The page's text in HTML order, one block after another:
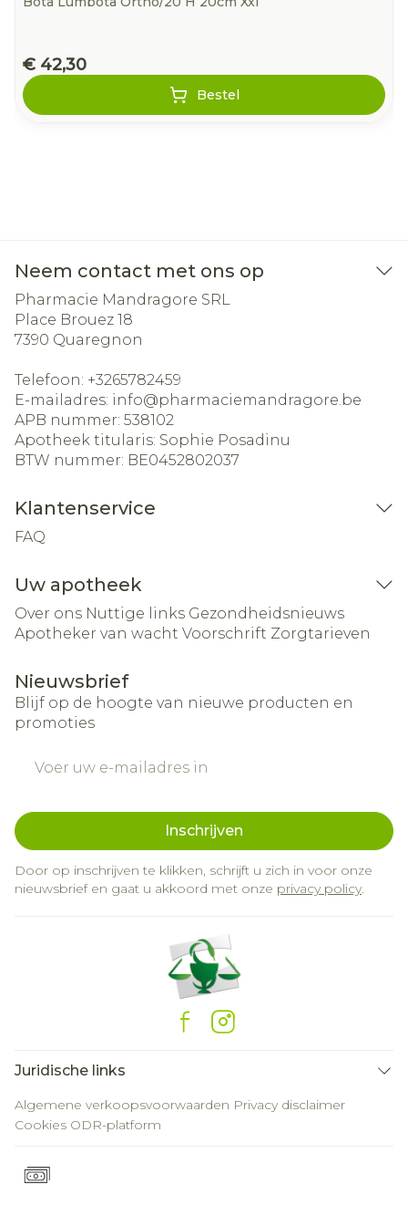
€ 42,30
Bestel
Neem contact met ons op
Pharmacie Mandragore SRL
Place Brouez 18
7390 Quaregnon
Telefoon: +3265782459
E-mailadres: info@pharmaciemandragore.be
APB nummer: 538102
Apotheek titularis: Sophie Posadinu
BTW nummer: BE0452802037
Klantenservice
FAQ
Uw apotheek
Over ons Nuttige links Gezondheidsnieuws
Apotheker van wacht Voorschrift Zorgtarieven
Nieuwsbrief
Blijf op de hoogte van nieuwe producten en
promoties
Inschrijven
Door op inschrijven te klikken, schrijft u zich in voor onze
nieuwsbrief en gaat u akkoord met onze privacy policy.
Juridische links
Algemene verkoopsvoorwaarden Privacy disclaimer
Cookies ODR-platform